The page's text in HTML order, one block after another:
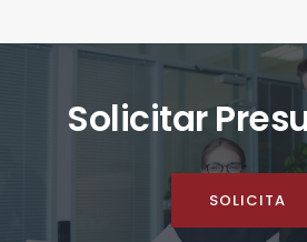
Solicitar
SOLICITA